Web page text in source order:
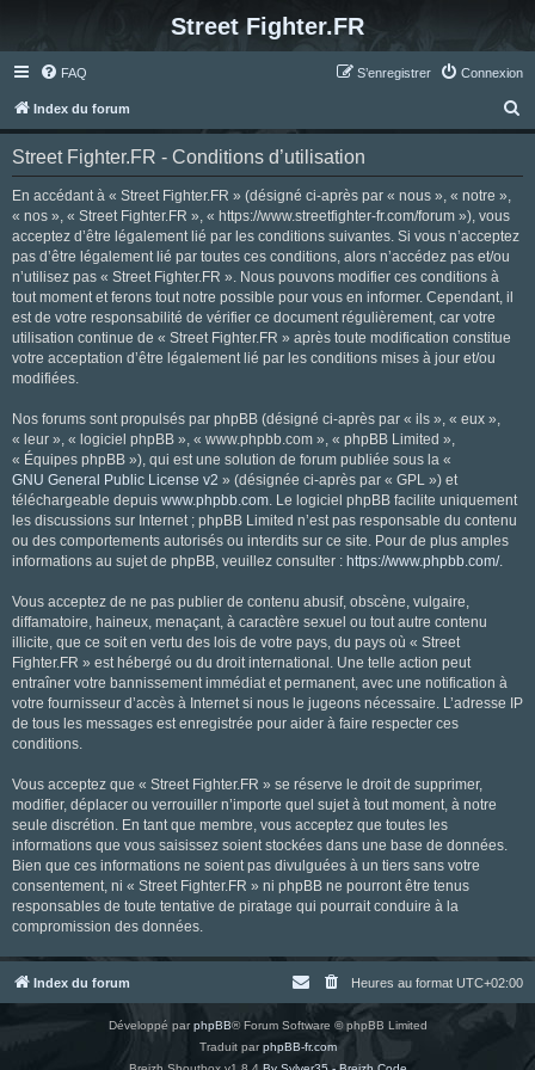
Street Fighter.FR
FAQ Connexion
S’enregistrer
Index du forum
e
Street Fighter.FR - Conditions d’utilisation
En accédant à « Street Fighter.FR » (désigné ci-après par « nous », « notre »,
« nos », « Street Fighter.FR », « https://www.streetfighter-fr.com/forum »), vous
acceptez d’être légalement lié par les conditions suivantes. Si vous n’acceptez
pas d’être légalement lié par toutes ces conditions, alors n’accédez pas et/ou
n’utilisez pas « Street Fighter.FR ». Nous pouvons modifier ces conditions à
tout moment et ferons tout notre possible pour vous en informer. Cependant, il
est de votre responsabilité de vérifier ce document régulièrement, car votre
utilisation continue de « Street Fighter.FR » après toute modification constitue
votre acceptation d’être légalement lié par les conditions mises à jour et/ou
modifiées.
Nos forums sont propulsés par phpBB (désigné ci-après par « ils », « eux »,
« leur », « logiciel phpBB », « www.phpbb.com », « phpBB Limited »,
« Équipes phpBB »), qui est une solution de forum publiée sous la «
GNU General Public License v2 » (désignée ci-après par « GPL ») et
téléchargeable depuis www.phpbb.com. Le logiciel phpBB facilite uniquement
les discussions sur Internet ; phpBB Limited n’est pas responsable du contenu
ou des comportements autorisés ou interdits sur ce site. Pour de plus amples
informations au sujet de phpBB, veuillez consulter : https://www.phpbb.com/.
Vous acceptez de ne pas publier de contenu abusif, obscène, vulgaire,
diffamatoire, haineux, menaçant, à caractère sexuel ou tout autre contenu
illicite, que ce soit en vertu des lois de votre pays, du pays où « Street
Fighter.FR » est hébergé ou du droit international. Une telle action peut
entraîner votre bannissement immédiat et permanent, avec une notification à
votre fournisseur d’accès à Internet si nous le jugeons nécessaire. L’adresse IP
de tous les messages est enregistrée pour aider à faire respecter ces
conditions.
Vous acceptez que « Street Fighter.FR » se réserve le droit de supprimer,
modifier, déplacer ou verrouiller n’importe quel sujet à tout moment, à notre
seule discrétion. En tant que membre, vous acceptez que toutes les
informations que vous saisissez soient stockées dans une base de données.
Bien que ces informations ne soient pas divulguées à un tiers sans votre
consentement, ni « Street Fighter.FR » ni phpBB ne pourront être tenus
responsables de toute tentative de piratage qui pourrait conduire à la
compromission des données.
Index du forum Heures au format UTC+02:00
Développé parphpBB® Forum Software © phpBB Limited
Traduit parphpBB-fr.com